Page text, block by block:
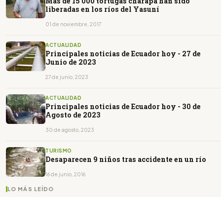
liberadas en los ríos del Yasuní
01 de noviembre, 2017
ACTUALIDAD
Principales noticias de Ecuador hoy - 27 de
Junio de 2023
27 de junio, 2023
ACTUALIDAD
Principales noticias de Ecuador hoy - 30 de
Agosto de 2023
30 de agosto, 2023
TURISMO
Desaparecen 9 niños tras accidente en un río
16 de junio, 2016
LO MÁS LEÍDO